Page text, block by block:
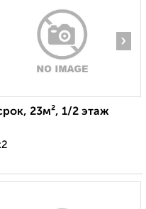
›
23м², 1/2 этаж